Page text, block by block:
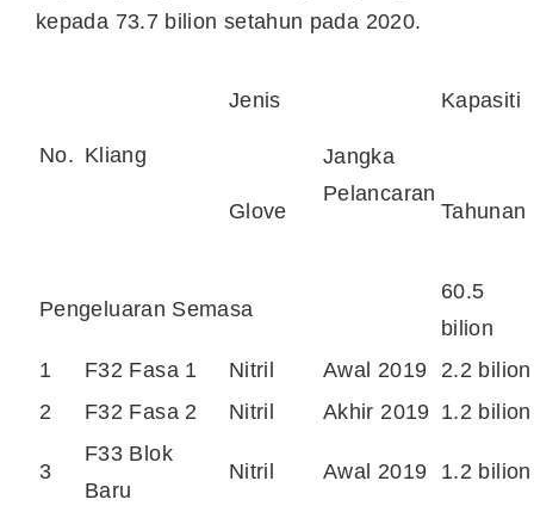
kepada 73.7 bilion setahun pada 2020.
No. Kliang
Jenis
Glove
Jangka
Pelancaran
Kapasiti
Tahunan
Pengeluaran Semasa
60.5
bilion
1
F32 Fasa 1 Nitril Awal 2019
2.2 bilion
2
F32 Fasa 2 Nitril Akhir 2019 1.2 bilion
3
F33 Blok
Baru
Nitril Awal 2019 1.2 bilion